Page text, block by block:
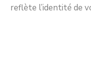
reflète l’identité de